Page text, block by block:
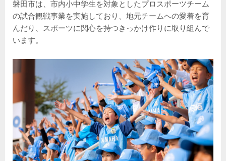
磐田市は、市内小中学生を対象としたプロスポーツチーム
の試合観戦事業を実施しており、地元チームへの愛着を育
んだり、スポーツに関心を持つきっかけ作りに取り組んで
います。